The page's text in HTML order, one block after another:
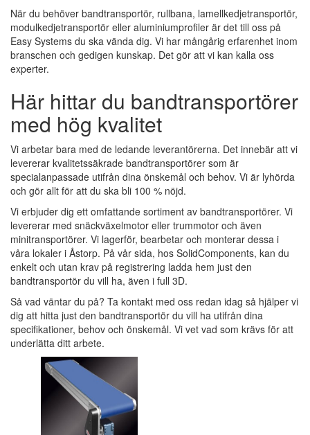
När du behöver bandtransportör, rullbana, lamellkedjetransportör,
modulkedjetransportör eller aluminiumprofiler är det till oss på
Easy Systems du ska vända dig. Vi har mångårig erfarenhet inom
branschen och gedigen kunskap. Det gör att vi kan kalla oss
experter.
Här hittar du bandtransportörer
med hög kvalitet
Vi arbetar bara med de ledande leverantörerna. Det innebär att vi
levererar kvalitetssäkrade bandtransportörer som är
specialanpassade utifrån dina önskemål och behov. Vi är lyhörda
och gör allt för att du ska bli 100 % nöjd.
Vi erbjuder dig ett omfattande sortiment av bandtransportörer. Vi
levererar med snäckväxelmotor eller trummotor och även
minitransportörer. Vi lagerför, bearbetar och monterar dessa i
våra lokaler i Åstorp. På vår sida, hos SolidComponents, kan du
enkelt och utan krav på registrering ladda hem just den
bandtransportör du vill ha, även i full 3D.
Så vad väntar du på? Ta kontakt med oss redan idag så hjälper vi
dig att hitta just den bandtransportör du vill ha utifrån dina
specifikationer, behov och önskemål. Vi vet vad som krävs för att
underlätta ditt arbete.